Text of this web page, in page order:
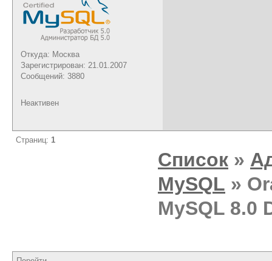
Откуда: Москва
Зарегистрирован: 21.01.2007
Сообщений: 3880
Неактивен
Страниц: 1
Список »
MySQL »
MySQL 8.0